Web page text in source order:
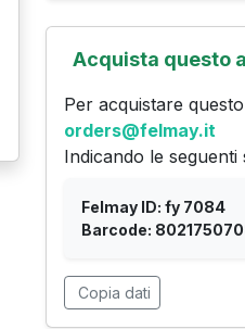
Acquista questo
Per acquistare
orders@felmay.it
Indicando le seguenti
Felmay ID: fy 7084
Barcode:
Copia dati